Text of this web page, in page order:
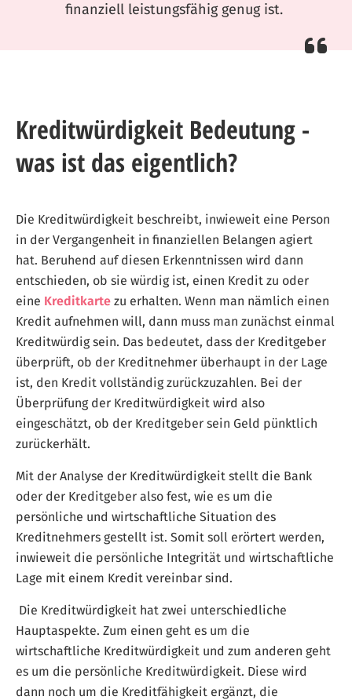
finanziell leistungsfähig genug ist.
Kreditwürdigkeit Bedeutung -
was ist das eigentlich?
Die Kreditwürdigkeit beschreibt, inwieweit eine Person
in der Vergangenheit in finanziellen Belangen agiert
hat. Beruhend auf diesen Erkenntnissen wird dann
entschieden, ob sie würdig ist, einen Kredit zu oder
eine Kreditkarte zu erhalten. Wenn man nämlich einen
Kredit aufnehmen will, dann muss man zunächst einmal
Kreditwürdig sein. Das bedeutet, dass der Kreditgeber
überprüft, ob der Kreditnehmer überhaupt in der Lage
ist, den Kredit vollständig zurückzuzahlen. Bei der
Überprüfung der Kreditwürdigkeit wird also
eingeschätzt, ob der Kreditgeber sein Geld pünktlich
zurückerhält.
Mit der Analyse der Kreditwürdigkeit stellt die Bank
oder der Kreditgeber also fest, wie es um die
persönliche und wirtschaftliche Situation des
Kreditnehmers gestellt ist. Somit soll erörtert werden,
inwieweit die persönliche Integrität und wirtschaftliche
Lage mit einem Kredit vereinbar sind.
Die Kreditwürdigkeit hat zwei unterschiedliche
Hauptaspekte. Zum einen geht es um die
wirtschaftliche Kreditwürdigkeit und zum anderen geht
es um die persönliche Kreditwürdigkeit. Diese wird
dann noch um die Kreditfähigkeit ergänzt, die